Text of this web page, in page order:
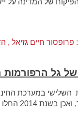
הפיקוח של המדינה על
חיים גזיאל , הד
של גל
השלישי במערכת
כלי מדיניות אשר נועדו למטרה זו.